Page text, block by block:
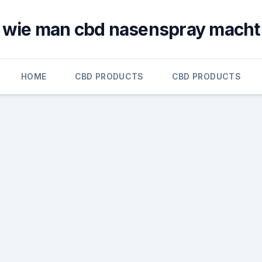
wie man cbd nasenspray macht
HOME CBD PRODUCTS CBD PRODUCTS